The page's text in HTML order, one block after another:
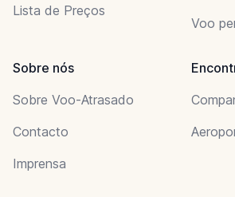
Lista de Preços
Voo
Sobre nós
Sobre Voo-Atrasado
Contacto
Imprensa